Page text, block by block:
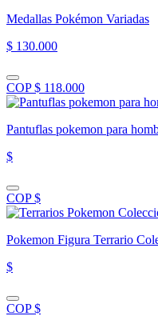
Medallas Pokémon Variadas
$ 130.000
COP $ 118.000
Pantuflas pokemon para
$
COP $
Pokemon Figura Terrario
$
COP $